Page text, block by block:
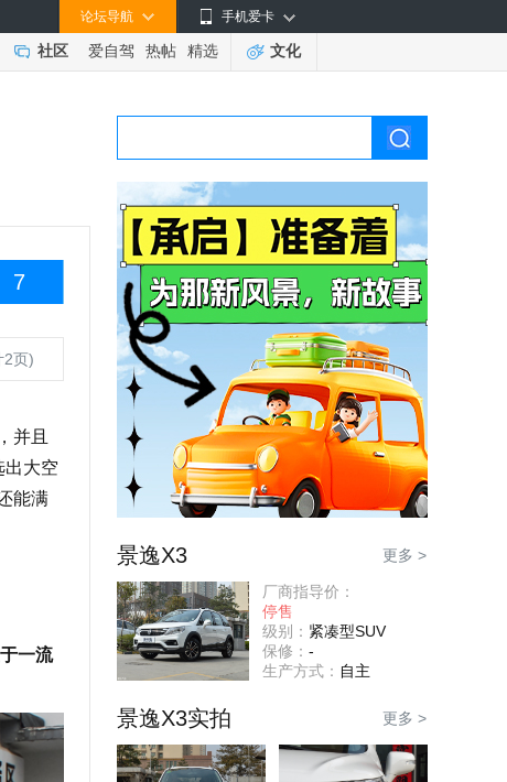
手机爱卡
论坛导航
社区 爱自驾 热帖 精选 文化
7
2页)
并且
出大空
能满
一流
景逸X3 更多 >
厂商指导价：
停售
级别： 紧凑型SUV
保修： -
生产方式： 自主
景逸X3实拍 更多 >